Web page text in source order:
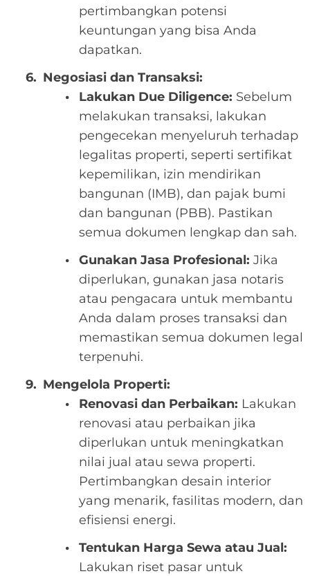
pertimbangkan potensi
keuntungan yang bisa Anda
dapatkan.
Negosiasi dan Transaksi:
Lakukan Due Diligence: Sebelum
melakukan transaksi, lakukan
pengecekan menyeluruh terhadap
legalitas properti, seperti sertifikat
kepemilikan, izin mendirikan
bangunan (IMB), dan pajak bumi
dan bangunan (PBB). Pastikan
semua dokumen lengkap dan sah.
Gunakan Jasa Profesional: Jika
diperlukan, gunakan jasa notaris
atau pengacara untuk membantu
Anda dalam proses transaksi dan
memastikan semua dokumen legal
terpenuhi.
Mengelola Properti:
Renovasi dan Perbaikan: Lakukan
renovasi atau perbaikan jika
diperlukan untuk meningkatkan
nilai jual atau sewa properti.
Pertimbangkan desain interior
yang menarik, fasilitas modern, dan
efisiensi energi.
Tentukan Harga Sewa atau Jual:
Lakukan riset pasar untuk